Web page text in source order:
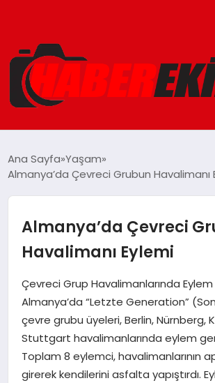
GÜNCEL
EĞITIM
EKONOMI
MAGAZIN
SAĞLIK
SPOR
Ana Sayfa Yaşam
Almanya’da Çevreci Grubun Havalimanı
Almanya’da Çevreci
Havalimanı Eylemi
Çevreci Grup Havalimanlarında Eylem
Almanya’da “Letzte Generation”
çevre grubu üyeleri, Berlin, Nürnberg,
Stuttgart havalimanlarında eylem
Toplam 8 eylemci, havalimanlarının
girerek kendilerini asfalta yapıştırdı.